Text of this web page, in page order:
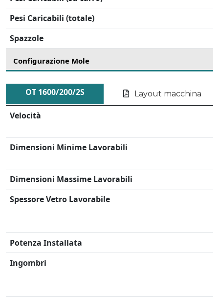
Pesi Caricabili (totale)
Spazzole
Configurazione Mole
OT 1600/200/2S Layout macchina
Velocità
Dimensioni Minime Lavorabili
Dimensioni Massime Lavorabili
Spessore Vetro Lavorabile
Potenza Installata
Ingombri